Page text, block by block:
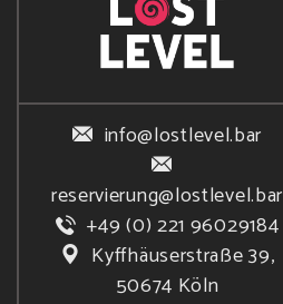
info@lostlevel.bar
reservierung@lostlevel.bar
+49 (0) 221 96029184
Kyffhäuserstraße 39,
50674 Köln